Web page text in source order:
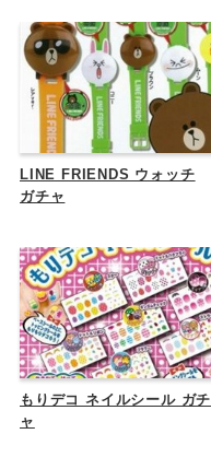
LINE FRIENDS ウォッチ
ガチャ
もりデコ ネイルシール ガチ
ャ